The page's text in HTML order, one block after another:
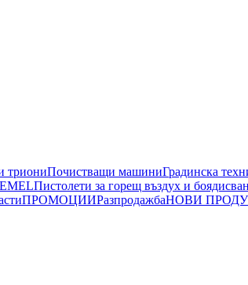
триониПочистващи машиниГрадинска
Пистолети за горещ въздух и
ПРОМОЦИИРазпродажбаНОВИ